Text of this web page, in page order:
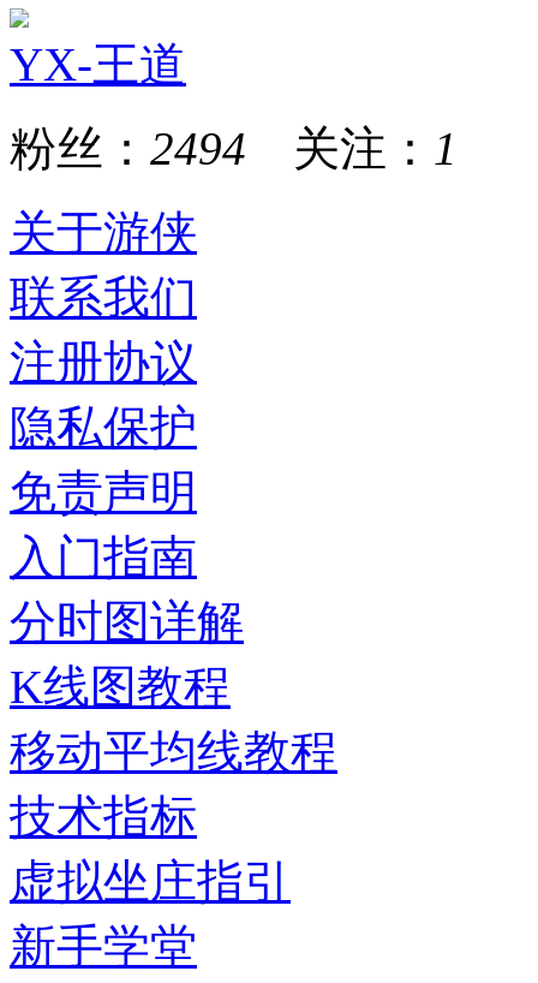
YX-王道
粉丝： 2494 关注： 1
关于游侠
联系我们
注册协议
隐私保护
免责声明
入门指南
分时图详解
K线图教程
移动平均线教程
技术指标
虚拟坐庄指引
新手学堂